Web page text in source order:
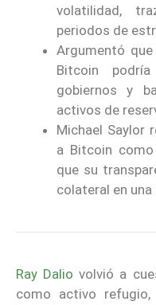
volatilidad,
periodos de
Argumentó
Bitcoin
gobiernos y
activos de
Michael Saylor
a Bitcoin
que su
colateral en
Ray Dalio volvió a
como activo